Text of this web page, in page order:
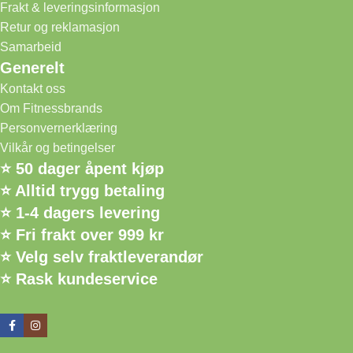
Frakt & leveringsinformasjon
Retur og reklamasjon
Samarbeid
Generelt
Kontakt oss
Om Fitnessbrands
Personvernerklæring
Vilkår og betingelser
⭐ 50 dager åpent kjøp
⭐ Alltid trygg betaling
⭐ 1-4 dagers levering
⭐ Fri frakt over 999 kr
⭐ Velg selv fraktleverandør
⭐ Rask kundeservice